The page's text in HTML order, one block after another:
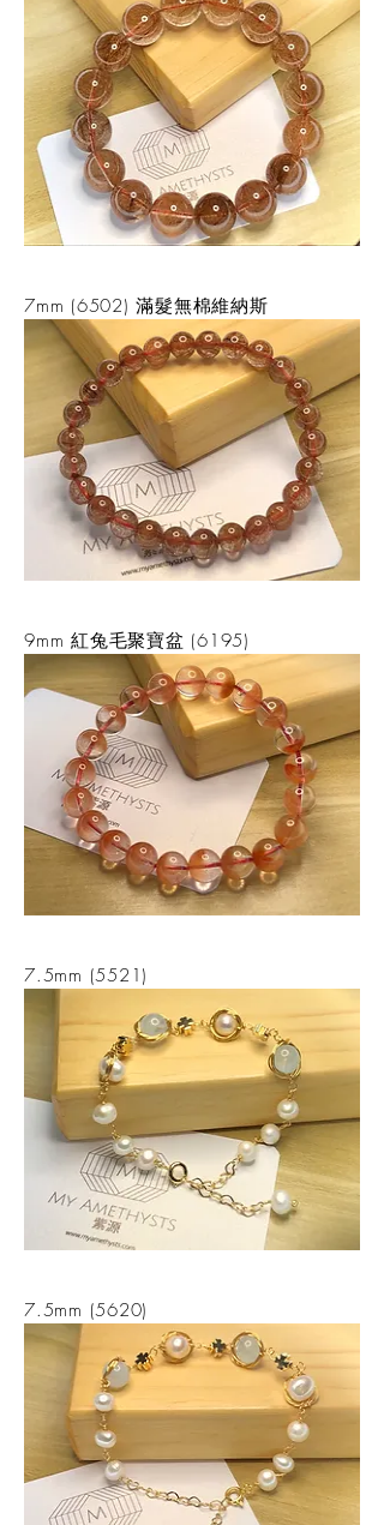
7mm (6502) 滿髮無棉維納斯
9mm 紅兔毛聚寶盆 (6195)
7.5mm (5521)
7.5mm (5620)